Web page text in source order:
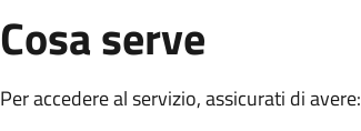
Cosa serve
Per accedere al servizio, assicurati di avere: